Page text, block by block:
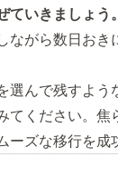
いきましょう。
ながら数日おき
選んで残すよ
てください。焦
ーズな移行を成